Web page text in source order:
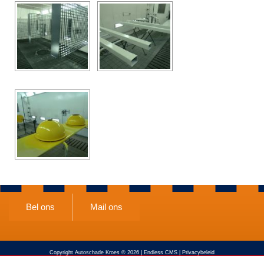
Bel ons Mail ons
Copyright Autoschade Kroes © 2026 | Endless CMS Privacybeleid